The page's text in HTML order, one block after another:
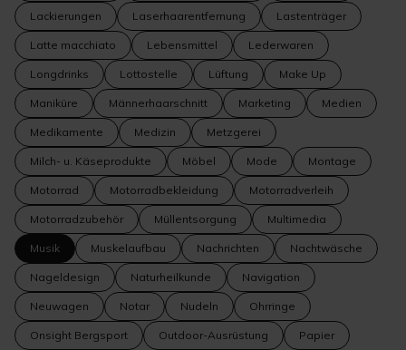
Lackierungen Laserhaarentfernung Lastenträger
Latte macchiato Lebensmittel Lederwaren
Longdrinks Lottostelle Lüftung Make Up
Maniküre Männerhaarschnitt Marketing Medien
Medikamente Medizin Metzgerei
Milch- u. Käseprodukte Möbel Mode Montage
Motorrad Motorradbekleidung Motorradverleih
Motorradzubehör Müllentsorgung Multimedia
Musik Muskelaufbau Nachrichten Nachtwäsche
Nageldesign Naturheilkunde Navigation
Neuwagen Notar Nudeln Ohrringe
Onsight Bergsport Outdoor-Ausrüstung Papier